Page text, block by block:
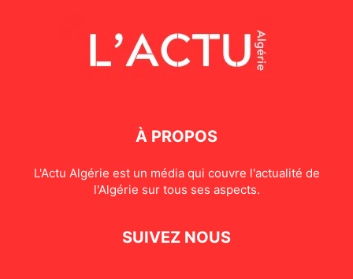
À PROPOS
L'Actu Algérie est un média qui couvre l'actualité de
l'Algérie sur tous ses aspects.
SUIVEZ NOUS